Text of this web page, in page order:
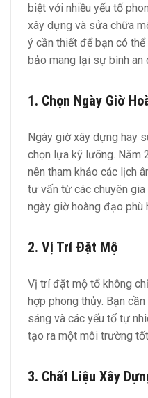
biệt với nhiều yếu tố
xây dựng và sửa chữa
ý cần thiết để bạn có
bảo mang lại sự bình an
1. Chọn Ngày Giờ
Ngày giờ xây dựng hay
chọn lựa kỹ lưỡng. Năm
nên tham khảo các lịch
tư vấn từ các chuyên
ngày giờ hoàng đạo phù
2. Vị Trí Đặt Mộ
Vị trí đặt mộ tổ không
hợp phong thủy. Bạn
sáng và các yếu tố tự
tạo ra một môi trường
3. Chất Liệu Xây